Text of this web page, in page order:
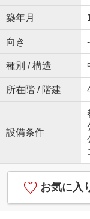
築年月
向き -
種別 / 構造
所在階 / 階建
設備条件
お気に入